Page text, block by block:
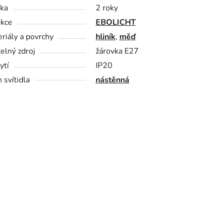
2 roky
EBOLICHT
a povrchy
hliník, měď
zdroj
žárovka E27
IP20
svítidla
nástěnná